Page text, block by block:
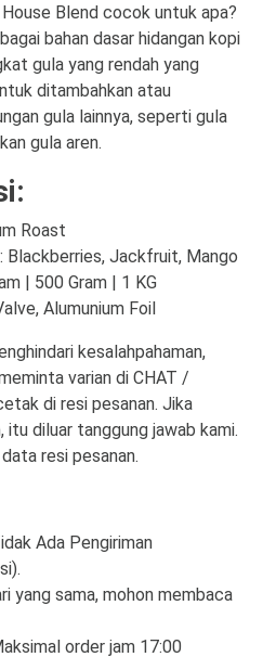
Blend cocok untuk apa?
bahan dasar hidangan kopi
gula yang rendah yang
ditambahkan atau
gula lainnya, seperti gula
gula aren.
Roast
Blackberries, Jackfruit, Mango
| 500 Gram | 1 KG
Alumunium Foil
kesalahpahaman,
varian di CHAT /
di resi pesanan. Jika
itu diluar tanggung jawab kami.
resi pesanan.
Ada Pengiriman
yang sama, mohon membaca
order jam 17:00